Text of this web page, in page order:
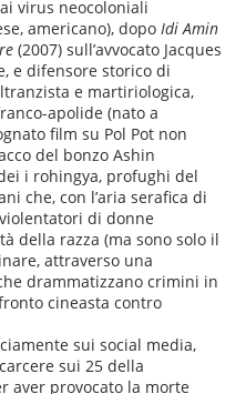
virus neocoloniali
americano), dopoIdi Amin
(2007) sull’avvocato Jacques
e difensore storico di
e martiriologica,
apolide (nato a
film su Pol Pot non
del bonzo Ashin
i rohingya, profughi del
che, con l’aria serafica di
di donne
della razza (ma sono solo il
attraverso una
drammatizzano crimini in
cineasta contro
sui social media,
sui 25 della
aver provocato la morte